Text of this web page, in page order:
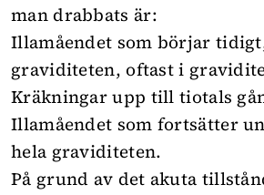
man drabbats är:
Illamåendet som börjar
graviditeten, oftast i
Kräkningar upp till tiotals
Illamåendet som fortsätter
hela graviditeten.
På grund av det akuta